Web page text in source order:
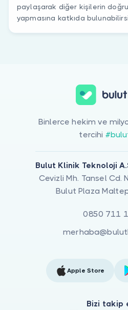
paylaşarak diğer kişilerin
yapmasına katkıda
Binlerce hekim ve
tercihi
Bulut Klinik Teknoloji
Cevizli Mh. Tansel Cd.
Bulut Plaza
0850 711
Apple Store
Bizi takip